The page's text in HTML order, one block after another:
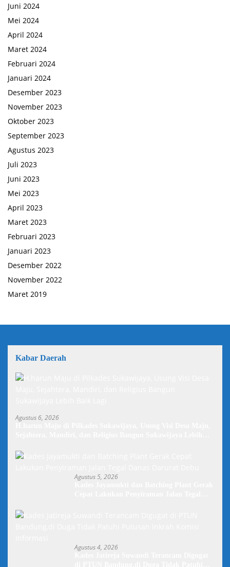
Juni 2024
Mei 2024
April 2024
Maret 2024
Februari 2024
Januari 2024
Desember 2023
November 2023
Oktober 2023
September 2023
Agustus 2023
Juli 2023
Juni 2023
Mei 2023
April 2023
Maret 2023
Februari 2023
Januari 2023
Desember 2022
November 2022
Maret 2019
Kabar Daerah
Agustus 6, 2026
Agustus 5, 2026
Agustus 4, 2026